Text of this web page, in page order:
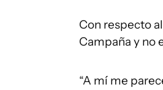
Con respecto
Campaña y no
“A mí me